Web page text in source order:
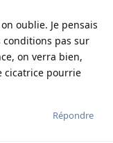
oublie. Je pensais
conditions pas sur
on verra bien,
cicatrice pourrie
Répondre